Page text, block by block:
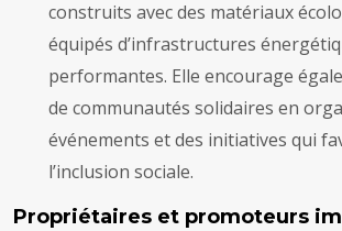
construits avec des matériaux
équipés d’infrastructures
performantes. Elle encourage
de communautés solidaires en
événements et des initiatives qui
l’inclusion sociale.
Propriétaires et promoteurs